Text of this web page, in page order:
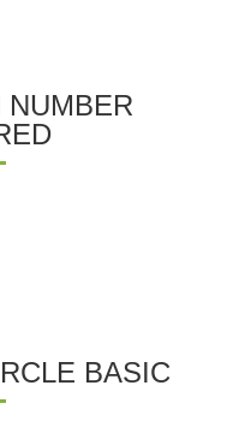
NUMBER
BASIC